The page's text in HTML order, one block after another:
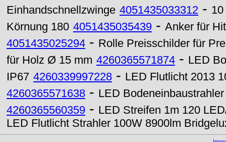
Einhandschnellzwinge 4051435033312 -
Körnung 180 4051435035439 - Anker für
4051435025294 - Rolle Preisschilder für
für Holz Ø 15 mm 4260365571874 - LED
IP67 4260339997228 - LED Flutlicht 2013
4260365571638 - LED
4260365560359 - LED Streifen 1m 120
LED Flutlicht Strahler 100W 8900lm